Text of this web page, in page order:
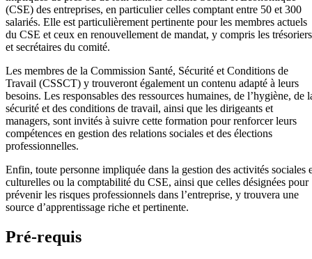
(CSE) des entreprises, en particulier celles comptant entre 50 et 300
salariés. Elle est particulièrement pertinente pour les membres actuels
du CSE et ceux en renouvellement de mandat, y compris les trésoriers
et secrétaires du comité.
Les membres de la Commission Santé, Sécurité et Conditions de
Travail (CSSCT) y trouveront également un contenu adapté à leurs
besoins. Les responsables des ressources humaines, de l’hygiène, de
sécurité et des conditions de travail, ainsi que les dirigeants et
managers, sont invités à suivre cette formation pour renforcer leurs
compétences en gestion des relations sociales et des élections
professionnelles.
Enfin, toute personne impliquée dans la gestion des activités sociales
culturelles ou la comptabilité du CSE, ainsi que celles désignées pour
prévenir les risques professionnels dans l’entreprise, y trouvera une
source d’apprentissage riche et pertinente.
Pré-requis